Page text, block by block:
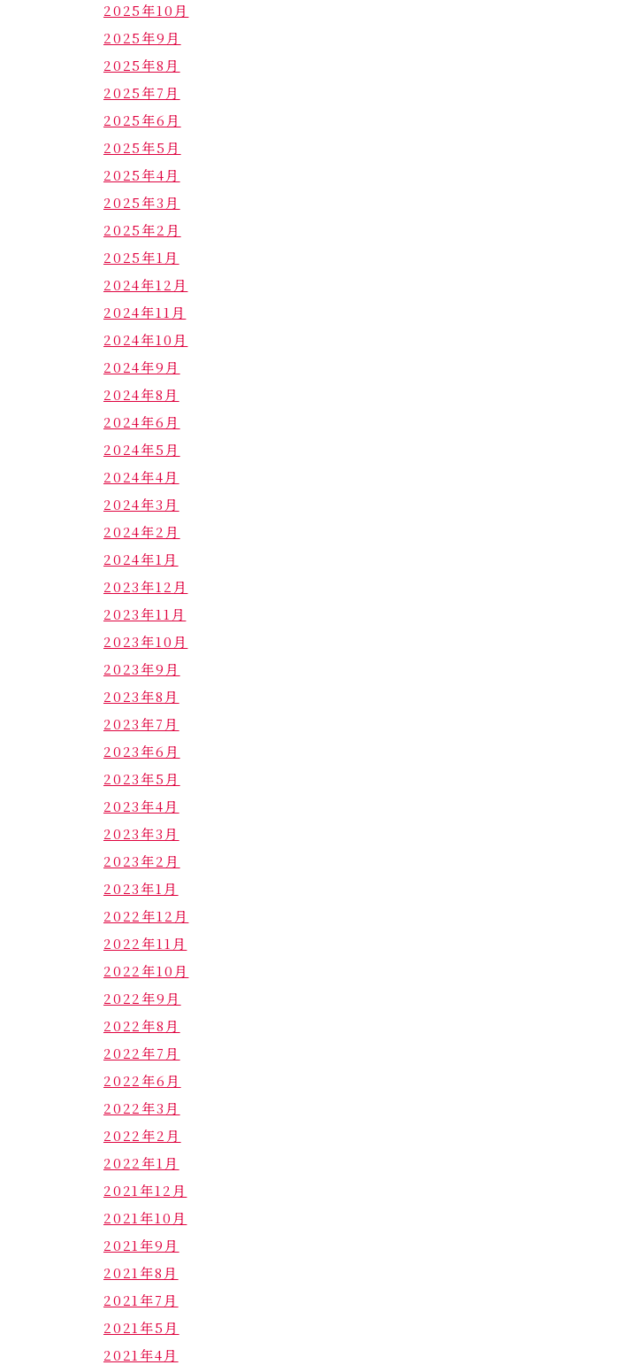
2025年10月
2025年9月
2025年8月
2025年7月
2025年6月
2025年5月
2025年4月
2025年3月
2025年2月
2025年1月
2024年12月
2024年11月
2024年10月
2024年9月
2024年8月
2024年6月
2024年5月
2024年4月
2024年3月
2024年2月
2024年1月
2023年12月
2023年11月
2023年10月
2023年9月
2023年8月
2023年7月
2023年6月
2023年5月
2023年4月
2023年3月
2023年2月
2023年1月
2022年12月
2022年11月
2022年10月
2022年9月
2022年8月
2022年7月
2022年6月
2022年3月
2022年2月
2022年1月
2021年12月
2021年10月
2021年9月
2021年8月
2021年7月
2021年5月
2021年4月